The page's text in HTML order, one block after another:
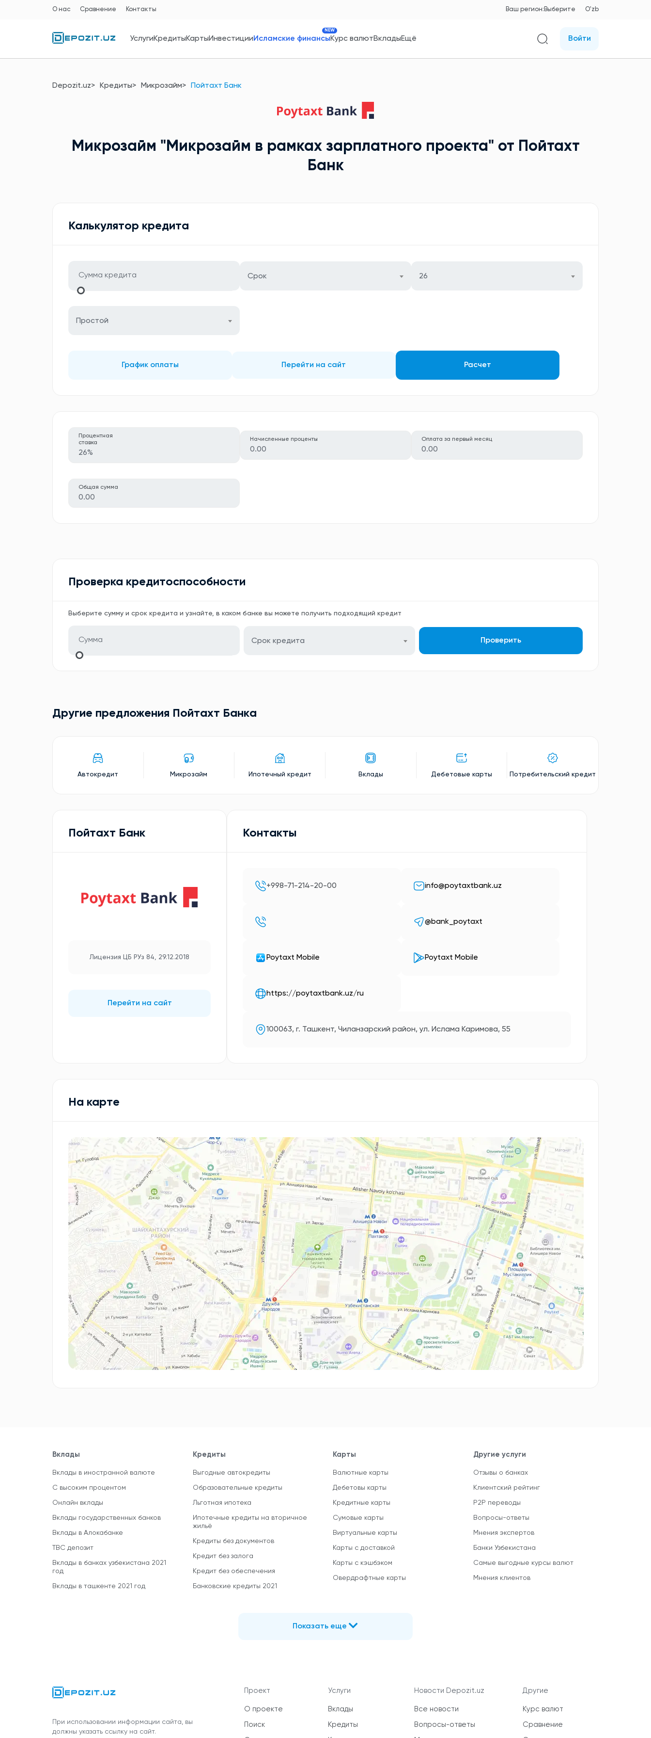
О нас Сравнение Контакты Ваш регион: Выберите O'zb
УслугиКредитыКартыИнвестицииИсламские финансы
NEW
Курс валютВкладыЕщё Войти
Depozit.uz Кредиты Микрозайм Пойтахт Банк
Микрозайм "Микрозайм в рамках зарплатного проекта" от Пойтахт
Банк
Калькулятор кредита
Срок 26
Простой
График оплаты Перейти на сайт Расчет
Процентная
ставка
26%
Начисленные проценты
0.00
Оплата за первый месяц
0.00
Общая сумма
0.00
Проверка кредитоспособности
Выберите сумму и срок кредита и узнайте, в каком банке вы можете получить подходящий кредит
Срок кредита Проверить
Другие предложения Пойтахт Банкa
Автокредит Микрозайм Ипотечный кредит Вклады Дебетовые карты Потребительский кредит
Пойтахт Банк
Лицензия ЦБ РУз 84, 29.12.2018
Перейти на сайт
Контакты
+998-71-214-20-00 info@poytaxtbank.uz
@bank_poytaxt
Poytaxt Mobile Poytaxt Mobile
https://poytaxtbank.uz/ru
100063, г. Ташкент, Чиланзарский район, ул. Ислама Каримова, 55
На карте
Вклады
Вклады в иностранной валюте
С высоким процентом
Онлайн вклады
Вклады государственных банков
Вклады в Алокабанке
TBC депозит
Вклады в банках узбекистана 2021
год
Вклады в ташкенте 2021 год
Кредиты
Выгодные автокредиты
Образовательные кредиты
Льготная ипотека
Ипотечные кредиты на вторичное
жильё
Кредиты без документов
Кредит без залога
Кредит без обеспечения
Банковские кредиты 2021
Карты
Валютные карты
Дебетовы карты
Кредитные карты
Сумовые карты
Виртуальные карты
Карты с доставкой
Карты с кэшбэком
Овердрафтные карты
Другие услуги
Отзывы о банках
Клиентский рейтинг
P2P переводы
Вопросы-ответы
Мнения экспертов
Банки Узбекистана
Самые выгодные курсы валют
Мнения клиентов
Показать еще
При использовании информации сайта, вы
должны указать ссылку на сайт.
Проект
О проекте
Поиск
Услуги
Вклады
Кредиты
Новости Depozit.uz
Все новости
Вопросы-ответы
Другие
Курс валют
Сравнение